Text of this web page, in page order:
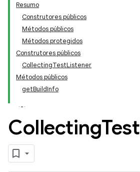
Resumo
Construtores públicos
Métodos públicos
Métodos protegidos
Construtores públicos
CollectingTestListener
Métodos públicos
getBuildInfo
CollectingTest